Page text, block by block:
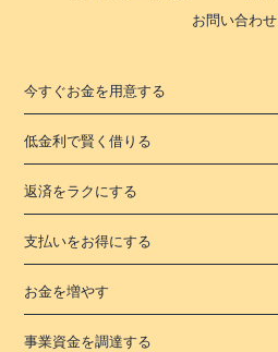
お問い合わせ
今すぐお金を用意する
低金利で賢く借りる
返済をラクにする
支払いをお得にする
お金を増やす
事業資金を調達する